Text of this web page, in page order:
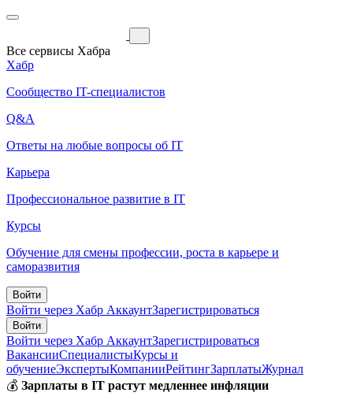
Все сервисы Хабра
Хабр
Сообщество IT-специалистов
Q&A
Ответы на любые вопросы об IT
Карьера
Профессиональное развитие в IT
Курсы
Обучение для смены профессии, роста в карьере и
саморазвития
Войти
Войти через Хабр АккаунтЗарегистрироваться
Войти
Войти через Хабр АккаунтЗарегистрироваться
ВакансииСпециалистыКурсы и
обучениеЭкспертыКомпанииРейтингЗарплатыЖурнал
💰 Зарплаты в IT растут медленнее инфляции